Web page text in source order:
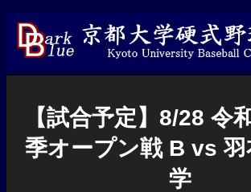
キ
【試合予定】8/28 令
季オープン戦 B vs 羽
学